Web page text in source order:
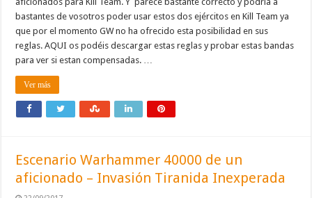
bastantes de vosotros poder usar estos dos ejércitos en Kill Team ya
que por el momento GW no ha ofrecido esta posibilidad en sus
reglas. AQUI os podéis descargar estas reglas y probar estas bandas
para ver si estan compensadas. …
Ver más
Escenario Warhammer 40000 de un
aficionado – Invasión Tiranida Inexperada